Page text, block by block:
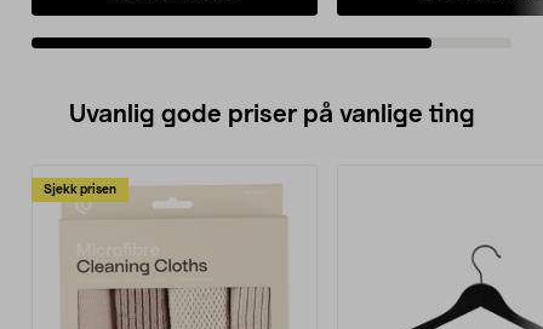
Uvanlig gode priser på vanlige ting
Sjekk prisen